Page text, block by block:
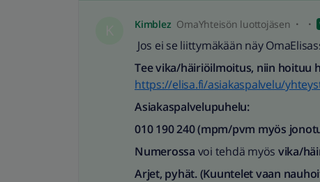
Kimblez OmaYhteisön luottojäsen
Jos ei se liittymäkään näy
Tee vika/häiriöilmoitus, niin hoituu
https://elisa.fi/asiakaspalvelu/
Asiakaspalvelupuhelu:
010 190 240 (mpm/pvm myös
Numerossa voi tehdä myös vika/
Arjet, pyhät. (Kuuntelet vaan